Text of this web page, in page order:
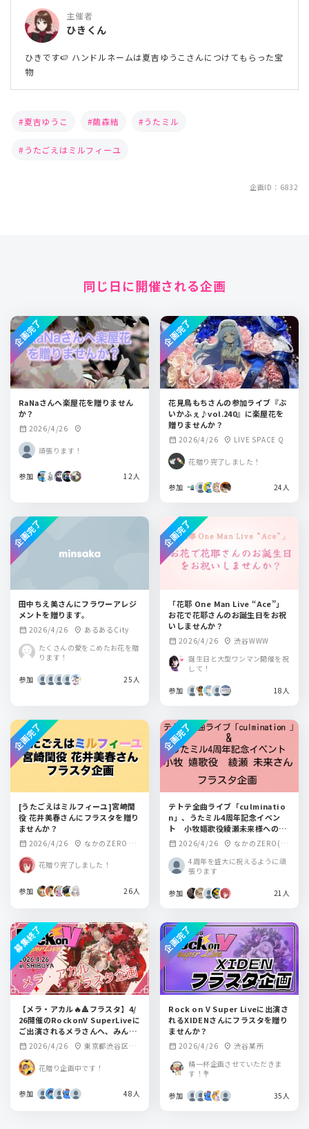
主催者
ひきくん
ひきです🍉 ハンドルネームは夏吉ゆうこさんにつけてもらった宝
物
夏吉ゆうこ 繭森結 うたミル
うたごえはミルフィーユ
企画ID：6832
同じ日に開催される企画
RaNaさんへ楽屋花を贈りません
か？
calendar_month 2026/4/26 location_on
頑張ります！
参加 12人
企画完了
花見鳥もちさんの参加ライブ『ぶ
いかふぇ♪vol.240』に楽屋花を
贈りませんか？
calendar_month 2026/4/26 location_on LIVE SPACE Q
花贈り完了しました！
参加 24人
企画完了
田中ちえ美さんにフラワーアレジ
メントを贈ります。
calendar_month 2026/4/26 location_on あるあるCity
たくさんの愛をこめたお花を贈
ります！
参加 25人
企画完了
「花耶 One Man Live “Ace”」
お花で花耶さんのお誕生日をお祝
いしませんか？
calendar_month 2026/4/26 location_on 渋谷WWW
誕生日と大型ワンマン開催を祝
して！
参加 18人
企画完了
[うたごえはミルフィーユ]宮崎閏
役 花井美春さんにフラスタを贈り
ませんか？
calendar_month 2026/4/26 location_on なかのZERO 大
花贈り完了しました！
参加 26人
企画完了
テトテ全曲ライブ「culminatio
n」、うたミル4周年記念イベン
ト 小牧嬉歌役綾瀬未来様へのフ
ラスタ企画
calendar_month 2026/4/26 location_on なかのZERO(中
センター)
4周年を盛大に祝えるように頑
張ります
参加 21人
企画完了
【メラ・アカル🔥🔺フラスタ】4/
26開催のRockonV SuperLiveに
ご出演されるメラさんへ、みんな
でお祝いのお花を贈りませんか？
calendar_month 2026/4/26 location_on 東京都渋谷区某
花贈り企画中です！
参加 48人
募集終了
Rock on V Super Liveに出演さ
れるXIDENさんにフラスタを贈り
ませんか？
calendar_month 2026/4/26 location_on 渋谷某所
精一杯企画させていただきま
す！💐
参加 35人
企画完了